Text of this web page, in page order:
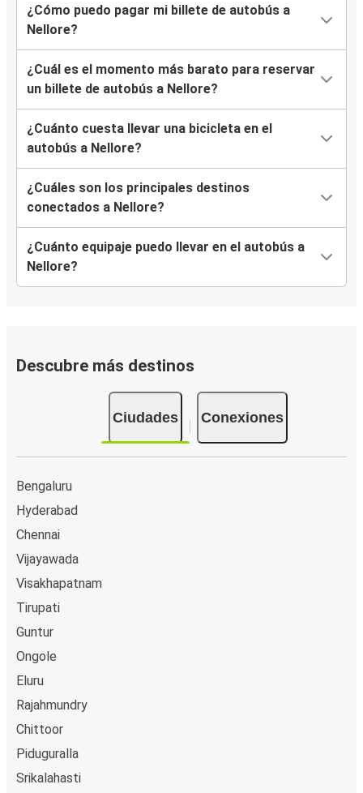
¿Cómo puedo pagar mi billete de autobús a
Nellore?
¿Cuál es el momento más barato para reservar
un billete de autobús a Nellore?
¿Cuánto cuesta llevar una bicicleta en el
autobús a Nellore?
¿Cuáles son los principales destinos
conectados a Nellore?
¿Cuánto equipaje puedo llevar en el autobús a
Nellore?
Descubre más destinos
Ciudades Conexiones
Bengaluru
Hyderabad
Chennai
Vijayawada
Visakhapatnam
Tirupati
Guntur
Ongole
Eluru
Rajahmundry
Chittoor
Piduguralla
Srikalahasti